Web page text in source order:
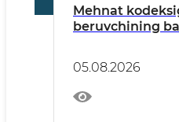
Mehnat
beruvchining
05.08.2026